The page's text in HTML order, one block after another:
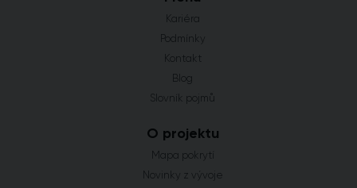
Kariéra
Podmínky
Kontakt
Blog
Slovník pojmů
O projektu
Mapa pokrytí
Novinky z vývoje